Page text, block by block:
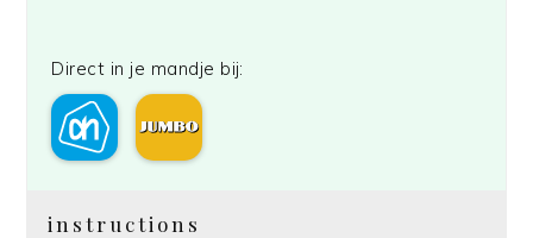
Direct in je mandje bij:
instructions